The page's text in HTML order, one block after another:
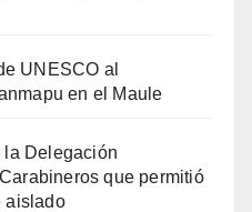
UNESCO al
en el Maule
Delegación
que permitió
aislado